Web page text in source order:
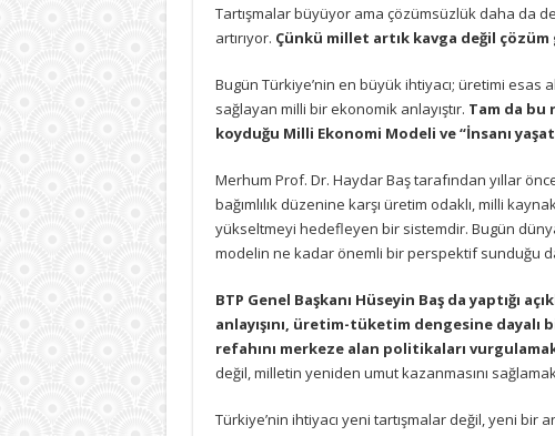
Tartışmalar büyüyor ama çözümsüzlük daha da
artırıyor. Çünkü millet artık kavga değil
Bugün Türkiye’nin en büyük ihtiyacı; üretimi esas
sağlayan milli bir ekonomik anlayıştır. Tam da bu
koyduğu Milli Ekonomi Modeli ve “İnsanı
Merhum Prof. Dr. Haydar Baş tarafından yıllar
bağımlılık düzenine karşı üretim odaklı, milli
yükseltmeyi hedefleyen bir sistemdir. Bugün
modelin ne kadar önemli bir perspektif sunduğu
BTP Genel Başkanı Hüseyin Baş da yaptığı
anlayışını, üretim-tüketim dengesine dayalı
refahını merkeze alan politikaları
değil, milletin yeniden umut kazanmasını
Türkiye’nin ihtiyacı yeni tartışmalar değil, yeni bir